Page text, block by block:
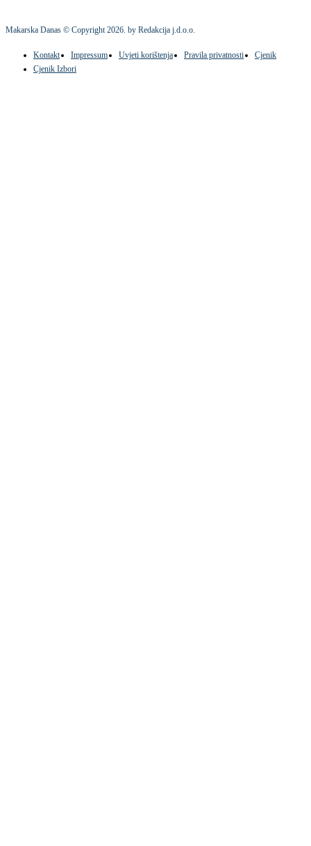
Makarska Danas © Copyright2026. by Redakcija j.d.o.o.
Kontakt Impressum Uvjeti korištenja Pravila privatnosti
Cjenik
Cjenik Izbori